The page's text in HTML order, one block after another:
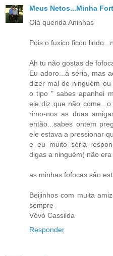
Meus Netos...Minha
Olá querida Aninhas
Pois o fuxico ficou
Ah tu não gostas de
Eu adoro...á séria, mas
dizer mal de ninguém
o tipo " sabes apanhei
ele diz que não
rimo-nos as duas
então...sabes ontem
ele estava a pressionar
e eu muito séria
digas a ninguém( não
as minhas fofocas são
Beijinhos com muita
sempre
Vóvó Cassilda
Responder